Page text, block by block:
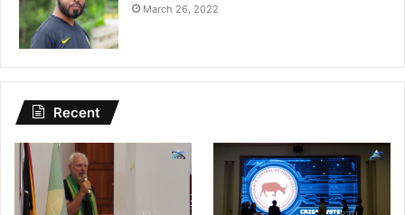
March 26, 2022
Recent